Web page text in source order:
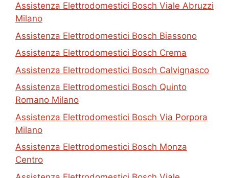
Assistenza Elettrodomestici Bosch Viale Abruzzi
Milano
Assistenza Elettrodomestici Bosch Biassono
Assistenza Elettrodomestici Bosch Crema
Assistenza Elettrodomestici Bosch Calvignasco
Assistenza Elettrodomestici Bosch Quinto
Romano Milano
Assistenza Elettrodomestici Bosch Via Porpora
Milano
Assistenza Elettrodomestici Bosch Monza
Centro